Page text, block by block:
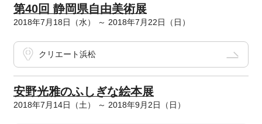
第40回 静岡県自由美術展
2018年7月18日（水） ～ 2018年7月22日（日）
クリエート浜松
安野光雅のふしぎな絵本展
2018年7月14日（土） ～ 2018年9月2日（日）